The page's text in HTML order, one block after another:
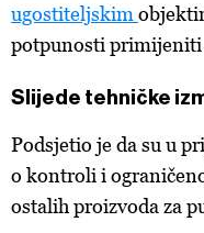
ugostiteljskim
potpunosti primijeniti
Slijede tehničke
Podsjetio je da su u
o kontroli i
ostalih proizvoda za